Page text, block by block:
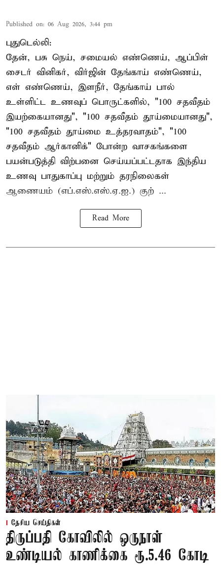
Published on: 06 Aug 2026, 3:44 pm
புதுடெல்லி:
தேன், பசு நெய், சமையல் எண்ணெய், ஆப்பிள்
சைடர் வினிகர், விர்ஜின் தேங்காய் எண்ணெய்,
எள் எண்ணெய், இளநீர், தேங்காய் பால்
உள்ளிட்ட உணவுப் பொருட்களில், "100 சதவீதம்
இயற்கையானது", "100 சதவீதம் தூய்மையானது",
"100 சதவீதம் தூய்மை உத்தரவாதம்", "100
சதவீதம் ஆர்கானிக்" போன்ற வாசகங்களை
பயன்படுத்தி விற்பனை செய்யப்பட்டதாக இந்திய
உணவு பாதுகாப்பு மற்றும் தரநிலைகள்
ஆணையம் (எப்.எஸ்.எஸ்.ஏ.ஐ.) குற் ...
Read More
தேசிய செய்திகள்
திருப்பதி கோவிலில் ஒருநாள்
உண்டியல் காணிக்கை ரூ.5.46 கோடி